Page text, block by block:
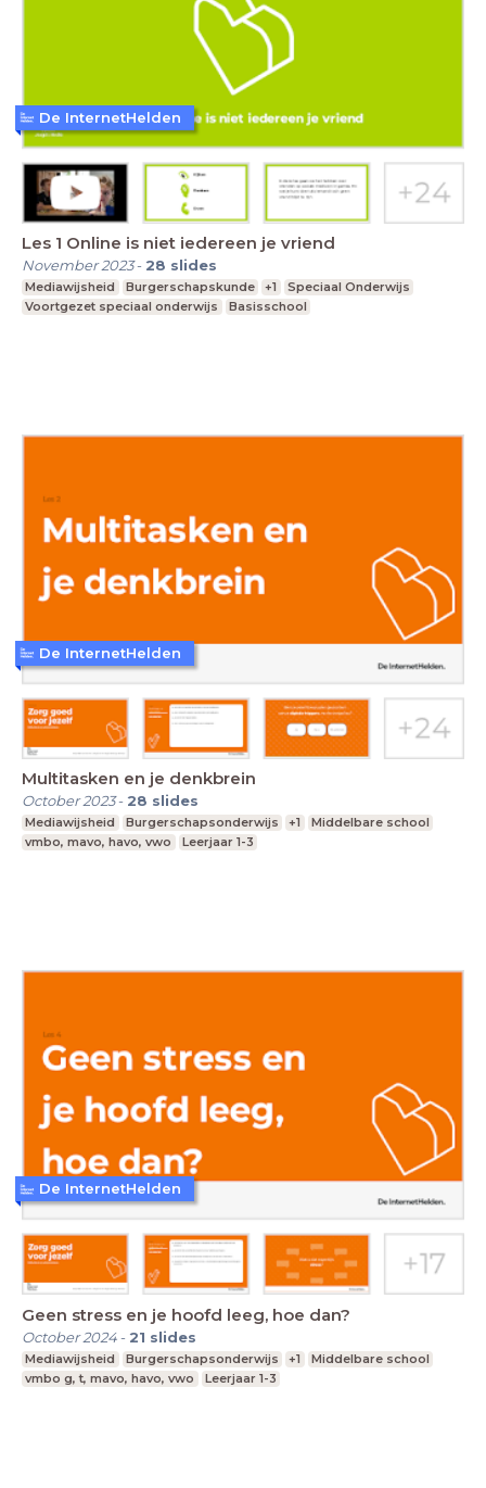
Les 1 Online is niet iedereen je vriend
November 2023- 28 slides
Mediawijsheid Burgerschapskunde +1
Speciaal Onderwijs
Voortgezet speciaal onderwijs
Basisschool
De InternetHelden
Multitasken en je denkbrein
October 2023- 28 slides
Mediawijsheid Burgerschapsonderwijs +1
Middelbare school
vmbo, mavo, havo, vwo
Leerjaar 1-3
De InternetHelden
Geen stress en je hoofd leeg, hoe dan?
October 2024- 21 slides
Mediawijsheid Burgerschapsonderwijs +1
Middelbare school
vmbo g, t, mavo, havo, vwo
Leerjaar 1-3
De InternetHelden